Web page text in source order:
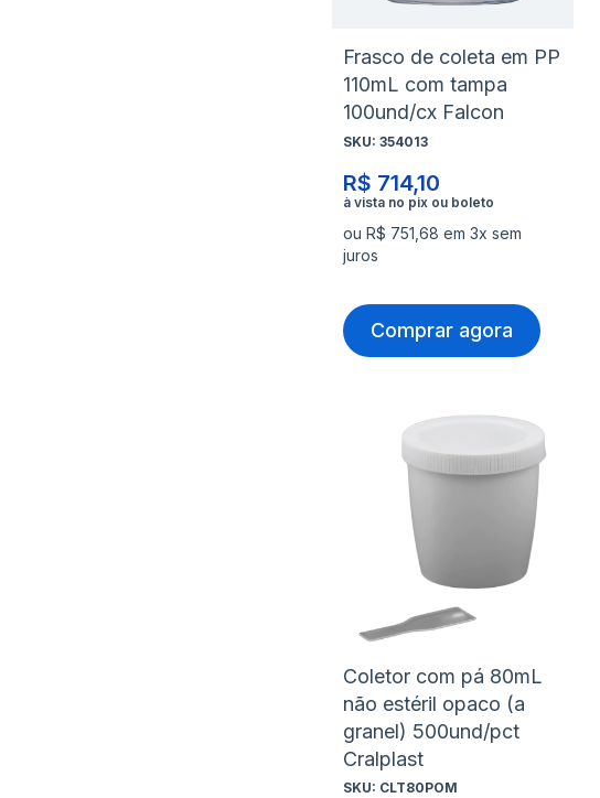
Frasco de coleta em PP
110mL com tampa
100und/cx Falcon
SKU: 354013
R$ 714,10
ou R$ 751,68 em 3x sem
juros
Comprar agora
Coletor com pá 80mL
não estéril opaco (a
granel) 500und/pct
Cralplast
SKU: CLT80POM